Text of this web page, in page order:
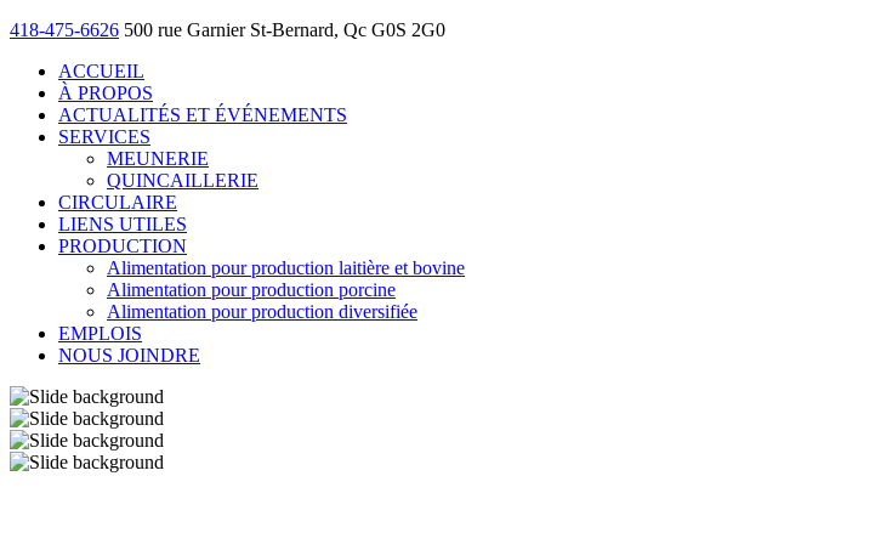
418-475-6626 500 rue Garnier St-Bernard, Qc G0S 2G0
ACCUEIL
À PROPOS
ACTUALITÉS ET ÉVÉNEMENTS
SERVICES
MEUNERIE
QUINCAILLERIE
CIRCULAIRE
LIENS UTILES
PRODUCTION
Alimentation pour production laitière et bovine
Alimentation pour production porcine
Alimentation pour production diversifiée
EMPLOIS
NOUS JOINDRE